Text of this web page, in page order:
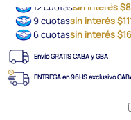
12 cuotassin interés
9 cuotassin interés
6 cuotassin interés
Envío GRATIS CABA y GBA
ENTREGA en 96HS exclusivo